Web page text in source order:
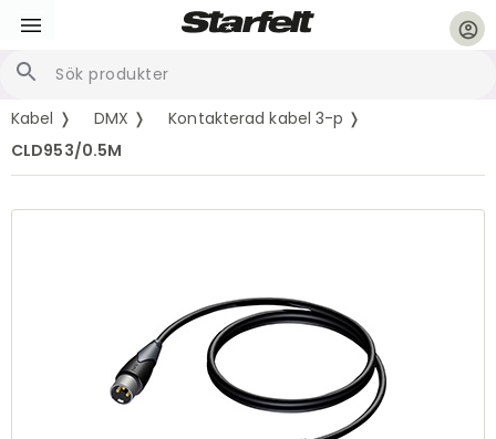
account_circle
Kabel ❭ DMX ❭
Kontakterad kabel 3-p ❭
CLD953/0.5M